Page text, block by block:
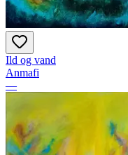
Ild og vand
Anmafi
—